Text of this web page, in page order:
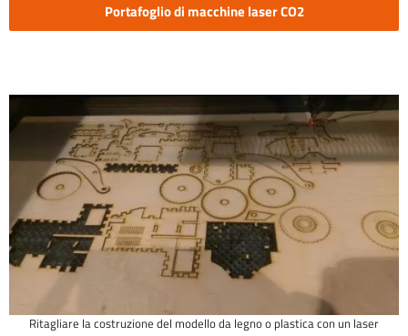
Portafoglio di macchine laser CO2
Ritagliare la costruzione del modello da legno o plastica con un laser